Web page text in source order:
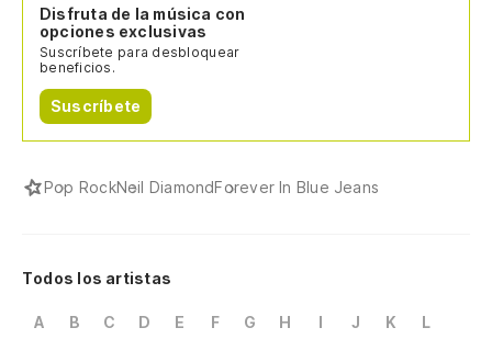
Disfruta de la música con
opciones exclusivas
Suscríbete para desbloquear
beneficios.
Suscríbete
Pop RockNeil DiamondForever In Blue Jeans
Todos los artistas
A B C D E F G H I J K
L